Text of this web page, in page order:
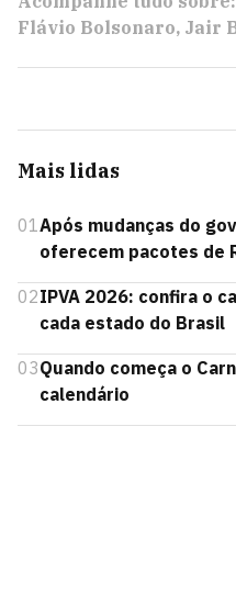
Flávio Bolsonaro Jair
Mais lidas
01Após mudanças do
oferecem pacotes de
02IPVA 2026: confira o
cada estado do Brasil
03Quando começa o
calendário